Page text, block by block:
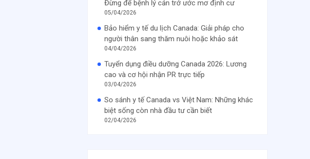
Đừng để bệnh lý cản trở ước mơ định cư
05/04/2026
Bảo hiểm y tế du lịch Canada: Giải pháp cho
người thân sang thăm nuôi hoặc khảo sát
04/04/2026
Tuyển dụng điều dưỡng Canada 2026: Lương
cao và cơ hội nhận PR trực tiếp
03/04/2026
So sánh y tế Canada vs Việt Nam: Những khác
biệt sống còn nhà đầu tư cần biết
02/04/2026